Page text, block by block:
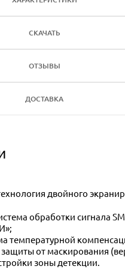
СКАЧАТЬ
ОТЗЫВЫ
ДОСТАВКА
обработки сигнала
температурной
от маскирования
зоны детекции.